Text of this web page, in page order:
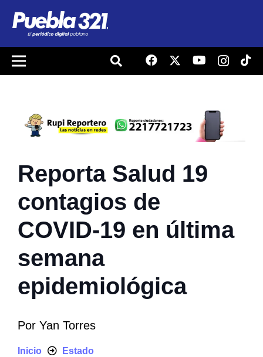
Reporta Salud 19
contagios de
COVID-19 en última
semana
epidemiológica
Por Yan Torres
Inicio Estado